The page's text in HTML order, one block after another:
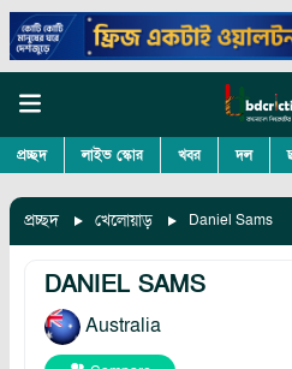
প্রচ্ছদ লাইভ স্কোর খবর দল
প্রচ্ছদ খেলোয়াড় Daniel Sams
DANIEL SAMS
Australia